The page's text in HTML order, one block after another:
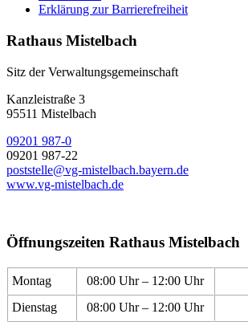
Erklärung zur Barrierefreiheit
Rathaus Mistelbach
Sitz der Verwaltungsgemeinschaft
Kanzleistraße 3
95511 Mistelbach
09201 987-0
09201 987-22
poststelle@vg-mistelbach.bayern.de
www.vg-mistelbach.de
Öffnungszeiten Rathaus Mistelbach
Montag 08:00 Uhr – 12:00 Uhr
Dienstag
08:00 Uhr – 12:00 Uhr